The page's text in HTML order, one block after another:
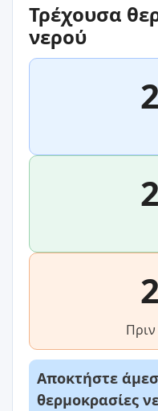
Τρέχουσα
νερού
Αποκτήστε
θερμοκρασίες